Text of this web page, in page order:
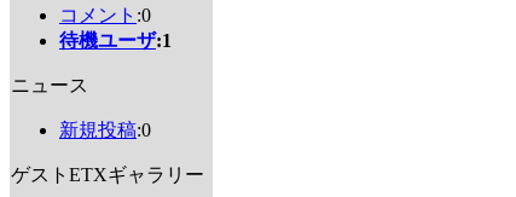
コメント :0
待機ユーザ:1
ニュース
新規投稿:0
ゲストETXギャラリー